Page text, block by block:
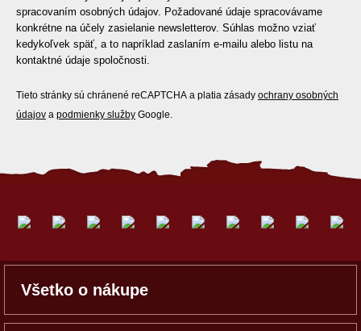
spracovaním osobných údajov. Požadované údaje spracovávame
konkrétne na účely zasielanie newsletterov. Súhlas možno vziať
kedykoľvek späť, a to napríklad zaslaním e-mailu alebo listu na
kontaktné údaje spoločnosti.
Tieto stránky sú chránené reCAPTCHA a platia zásady ochrany osobných
údajov a podmienky služby Google.
Všetko o nákupe